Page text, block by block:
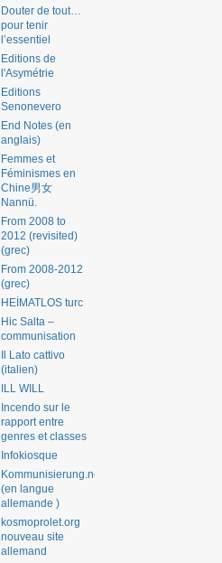
Douter de tout…
pour tenir
l’essentiel
Editions de
l'Asymétrie
Editions
Senonevero
End Notes (en
anglais)
Femmes et
Féminismes en
Chine男女
Nannü.
From 2008 to
2012 (revisited)
(grec)
From 2008-2012
(grec)
HEİMATLOS turc
Hic Salta –
communisation
Il Lato cattivo
(italien)
ILL WILL
Incendo sur le
rapport entre
genres et classes
Infokiosque
Kommunisierung.net
(en langue
allemande )
kosmoprolet.org
nouveau site
allemand